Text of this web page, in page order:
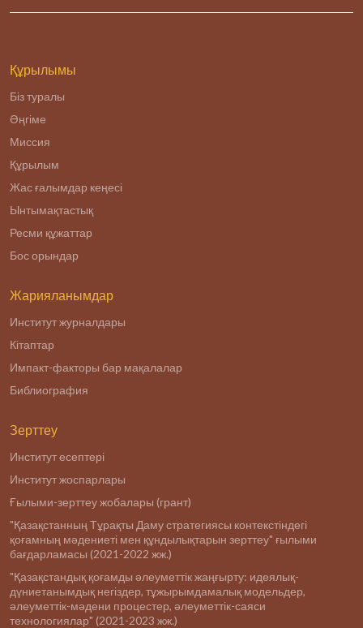
Құрылымы
Біз туралы
Әңгіме
Миссия
Құрылым
Жас ғалымдар кеңесі
Ынтымақтастық
Ресми құжаттар
Бос орындар
Жарияланымдар
Институт журналдары
Кітаптар
Импакт-факторы бар мақалалар
Библиография
Зерттеу
Институт есептері
Институт жоспарлары
Ғылыми-зерттеу жобалары (грант)
"Қазақстанның Тұрақты Даму стратегиясы контекстіндегі
қоғамның мәдениеті мен құндылықтарын зерттеу" ғылыми
бағдарламасы (2021-2022 жж.)
"Қазақстандық қоғамды әлеуметтік жаңғырту: идеялық-
дүниетанымдық негіздер, тұжырымдамалық модельдер,
әлеуметтік-мәдени процестер, әлеуметтік-саяси
технологиялар" (2021-2023 жж.)